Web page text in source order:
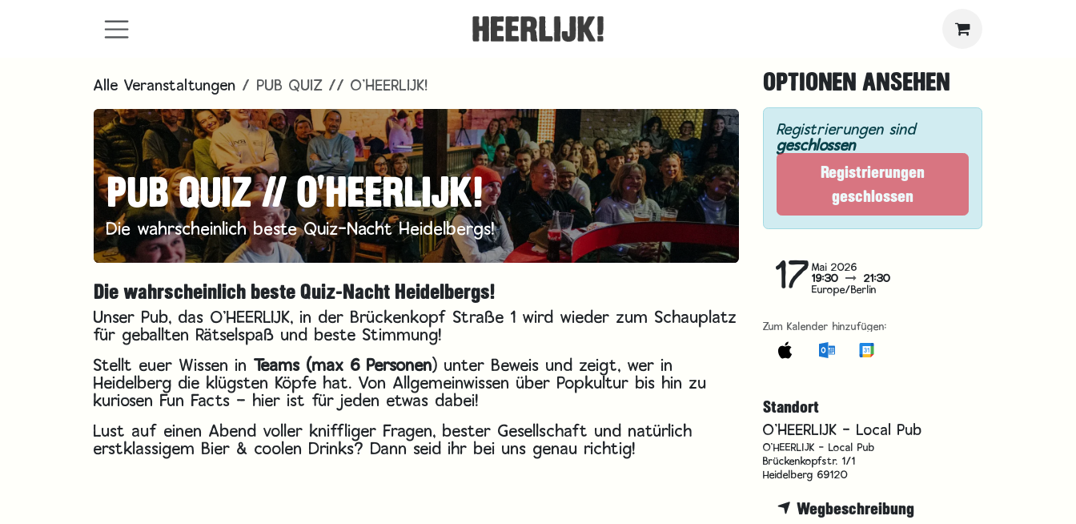
Alle Veranstaltungen PUB QUIZ // O'HEERLIJK!
PUB QUIZ // O'HEERLIJK!
Die wahrscheinlich beste Quiz-Nacht Heidelbergs!
Die wahrscheinlich beste Quiz-Nacht Heidelbergs!
Unser Pub, das O'HEERLIJK, in der Brückenkopf Straße 1 wird wieder zum Schauplatz
für geballten Rätselspaß und beste Stimmung!
Stellt euer Wissen in Teams (max 6 Personen) unter Beweis und zeigt, wer in
Heidelberg die klügsten Köpfe hat. Von Allgemeinwissen über Popkultur bis hin zu
kuriosen Fun Facts – hier ist für jeden etwas dabei!
Lust auf einen Abend voller kniffliger Fragen, bester Gesellschaft und natürlich
erstklassigem Bier & coolen Drinks? Dann seid ihr bei uns genau richtig!
OPTIONEN ANSEHEN
Registrierungen sind
geschlossen
Registrierungen
geschlossen
17 Mai 2026
19:30 21:30
Europe/Berlin
Zum Kalender hinzufügen:
Standort
O'HEERLIJK - Local Pub
O'HEERLIJK - Local Pub
Brückenkopfstr. 1/1
Heidelberg 69120
Wegbeschreibung